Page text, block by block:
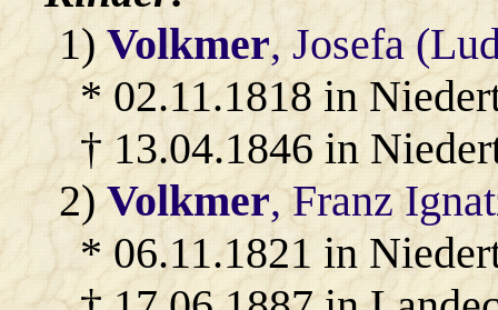
1)Volkmer, Josefa
* 02.11.1818 in
† 13.04.1846 in
2)Volkmer, Franz
* 06.11.1821 in